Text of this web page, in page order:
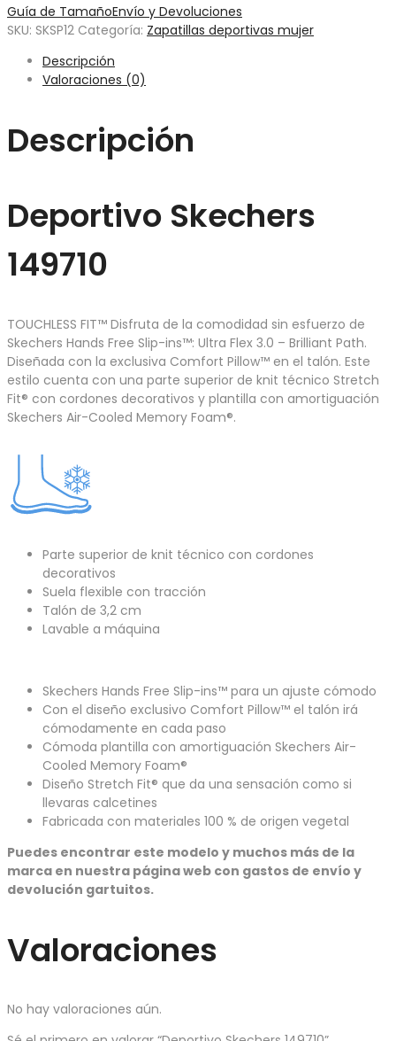
Guía de TamañoEnvío y Devoluciones
SKU: SKSP12 Categoría: Zapatillas deportivas mujer
Descripción
Valoraciones (0)
Descripción
Deportivo Skechers
149710
TOUCHLESS FIT™ Disfruta de la comodidad sin esfuerzo de
Skechers Hands Free Slip-ins™: Ultra Flex 3.0 – Brilliant Path.
Diseñada con la exclusiva Comfort Pillow™ en el talón. Este
estilo cuenta con una parte superior de knit técnico Stretch
Fit® con cordones decorativos y plantilla con amortiguación
Skechers Air-Cooled Memory Foam®.
Parte superior de knit técnico con cordones
decorativos
Suela flexible con tracción
Talón de 3,2 cm
Lavable a máquina
Skechers Hands Free Slip-ins™ para un ajuste cómodo
Con el diseño exclusivo Comfort Pillow™ el talón irá
cómodamente en cada paso
Cómoda plantilla con amortiguación Skechers Air-
Cooled Memory Foam®
Diseño Stretch Fit® que da una sensación como si
llevaras calcetines
Fabricada con materiales 100 % de origen vegetal
Puedes encontrar este modelo y muchos más de la
marca en nuestra página web con gastos de envío y
devolución gartuitos.
Valoraciones
No hay valoraciones aún.